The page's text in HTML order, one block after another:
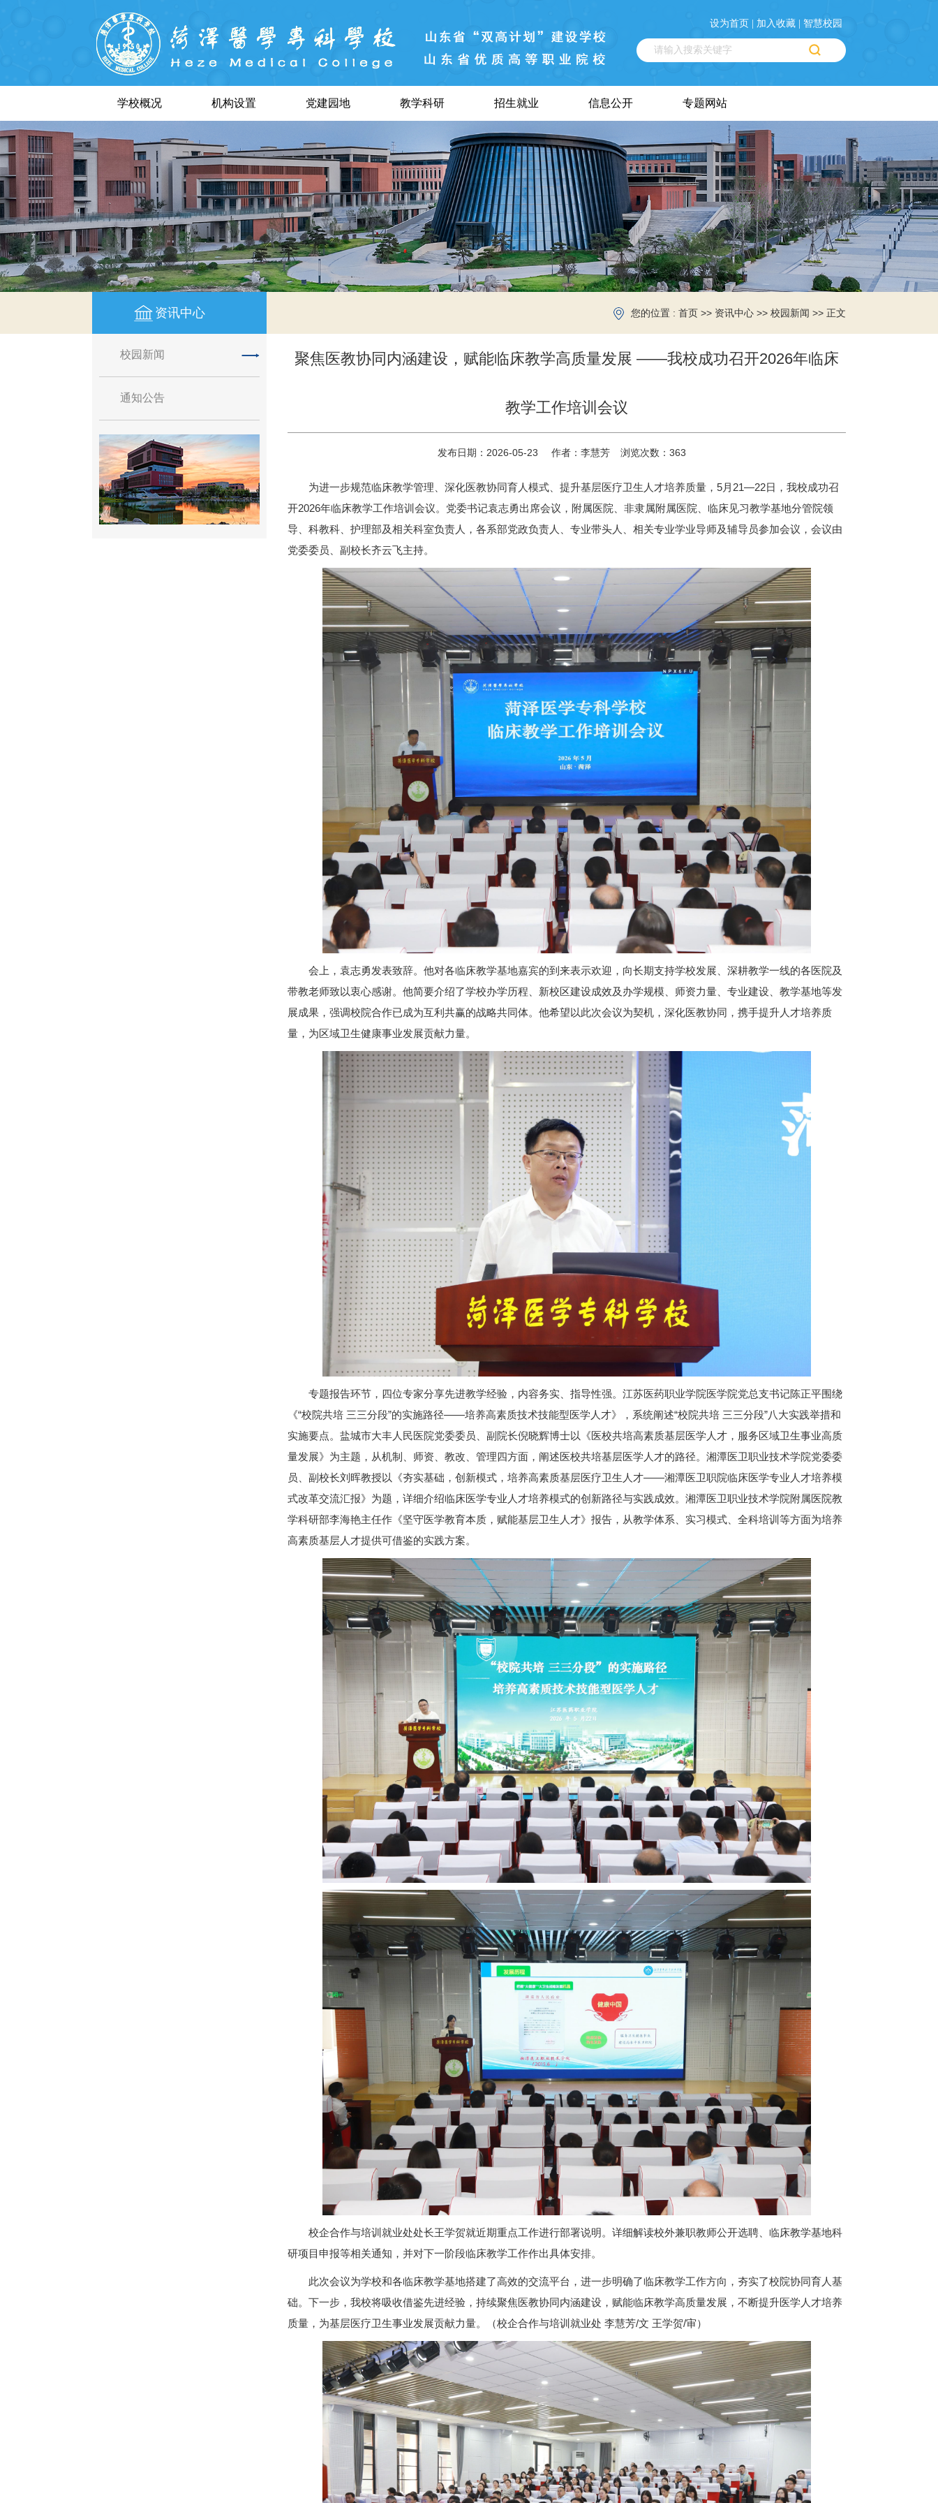
设为首页 | 加入收藏 | 智慧校园
学校概况 机构设置 党建园地 教学科研 招生就业 信息公开 专题网站
资讯中心
校园新闻
通知公告
您的位置 : 首页 >> 资讯中心 >> 校园新闻 >> 正文
聚焦医教协同内涵建设，赋能临床教学高质量发展 ——我校成功召开2026年临床
教学工作培训会议
发布日期：2026-05-23 作者：李慧芳 浏览次数： 363
为进一步规范临床教学管理、深化医教协同育人模式、提升基层医疗卫生人才培养质量，5月21—22日，我校成功召
开2026年临床教学工作培训会议。党委书记袁志勇出席会议，附属医院、非隶属附属医院、临床见习教学基地分管院领
导、科教科、护理部及相关科室负责人，各系部党政负责人、专业带头人、相关专业学业导师及辅导员参加会议，会议由
党委委员、副校长齐云飞主持。
会上，袁志勇发表致辞。他对各临床教学基地嘉宾的到来表示欢迎，向长期支持学校发展、深耕教学一线的各医院及
带教老师致以衷心感谢。他简要介绍了学校办学历程、新校区建设成效及办学规模、师资力量、专业建设、教学基地等发
展成果，强调校院合作已成为互利共赢的战略共同体。他希望以此次会议为契机，深化医教协同，携手提升人才培养质
量，为区域卫生健康事业发展贡献力量。
专题报告环节，四位专家分享先进教学经验，内容务实、指导性强。江苏医药职业学院医学院党总支书记陈正平围绕
《“校院共培 三三分段”的实施路径——培养高素质技术技能型医学人才》，系统阐述“校院共培 三三分段”八大实践举措和
实施要点。盐城市大丰人民医院党委委员、副院长倪晓辉博士以《医校共培高素质基层医学人才，服务区域卫生事业高质
量发展》为主题，从机制、师资、教改、管理四方面，阐述医校共培基层医学人才的路径。湘潭医卫职业技术学院党委委
员、副校长刘晖教授以《夯实基础，创新模式，培养高素质基层医疗卫生人才——湘潭医卫职院临床医学专业人才培养模
式改革交流汇报》为题，详细介绍临床医学专业人才培养模式的创新路径与实践成效。湘潭医卫职业技术学院附属医院教
学科研部李海艳主任作《坚守医学教育本质，赋能基层卫生人才》报告，从教学体系、实习模式、全科培训等方面为培养
高素质基层人才提供可借鉴的实践方案。
校企合作与培训就业处处长王学贺就近期重点工作进行部署说明。详细解读校外兼职教师公开选聘、临床教学基地科
研项目申报等相关通知，并对下一阶段临床教学工作作出具体安排。
此次会议为学校和各临床教学基地搭建了高效的交流平台，进一步明确了临床教学工作方向，夯实了校院协同育人基
础。下一步，我校将吸收借鉴先进经验，持续聚焦医教协同内涵建设，赋能临床教学高质量发展，不断提升医学人才培养
质量，为基层医疗卫生事业发展贡献力量。（校企合作与培训就业处 李慧芳/文 王学贺/审）